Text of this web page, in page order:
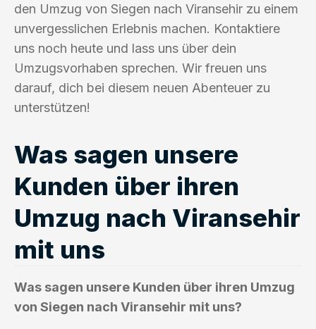
den Umzug von Siegen nach Viransehir zu einem
unvergesslichen Erlebnis machen. Kontaktiere
uns noch heute und lass uns über dein
Umzugsvorhaben sprechen. Wir freuen uns
darauf, dich bei diesem neuen Abenteuer zu
unterstützen!
Was sagen unsere
Kunden über ihren
Umzug nach Viransehir
mit uns
Was sagen unsere Kunden über ihren Umzug
von Siegen nach Viransehir mit uns?